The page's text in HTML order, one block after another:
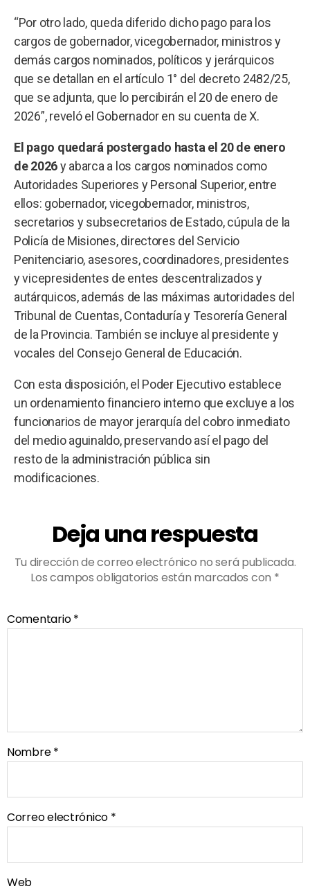
“Por otro lado, queda diferido dicho pago para los
cargos de gobernador, vicegobernador, ministros y
demás cargos nominados, políticos y jerárquicos
que se detallan en el artículo 1° del decreto 2482/25,
que se adjunta, que lo percibirán el 20 de enero de
2026”, reveló el Gobernador en su cuenta de X.
El pago quedará postergado hasta el 20 de enero
de 2026y abarca a los cargos nominados como
Autoridades Superiores y Personal Superior, entre
ellos: gobernador, vicegobernador, ministros,
secretarios y subsecretarios de Estado, cúpula de la
Policía de Misiones, directores del Servicio
Penitenciario, asesores, coordinadores, presidentes
y vicepresidentes de entes descentralizados y
autárquicos, además de las máximas autoridades del
Tribunal de Cuentas, Contaduría y Tesorería General
de la Provincia. También se incluye al presidente y
vocales del Consejo General de Educación.
Con esta disposición, el Poder Ejecutivo establece
un ordenamiento financiero interno que excluye a los
funcionarios de mayor jerarquía del cobro inmediato
del medio aguinaldo, preservando así el pago del
resto de la administración pública sin
modificaciones.
Deja una respuesta
Tu dirección de correo electrónico no será publicada.
Los campos obligatorios están marcados con *
Comentario*
Nombre*
Correo electrónico *
Web